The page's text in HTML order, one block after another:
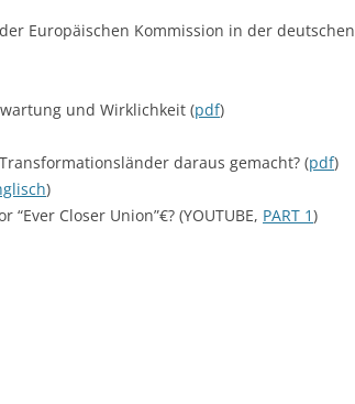
Europäischen Kommission in der deutschen
und Wirklichkeit (pdf)
daraus gemacht? (pdf)
)
Closer Union”€? (YOUTUBE, PART 1)